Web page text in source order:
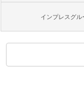
インプレスグル